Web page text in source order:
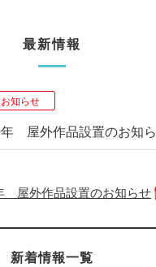
最新情報
知らせ
年 屋外作品設置のお知
屋外作品設置のお知らせ
新着情報一覧